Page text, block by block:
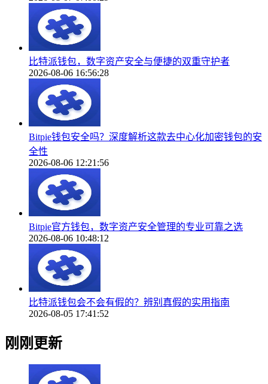
比特派钱包，数字资产安全与便捷的双重守护者
2026-08-06 16:56:28
Bitpie钱包安全吗？深度解析这款去中心化加密钱包的安
全性
2026-08-06 12:21:56
Bitpie官方钱包，数字资产安全管理的专业可靠之选
2026-08-06 10:48:12
比特派钱包会不会有假的？辨别真假的实用指南
2026-08-05 17:41:52
刚刚更新